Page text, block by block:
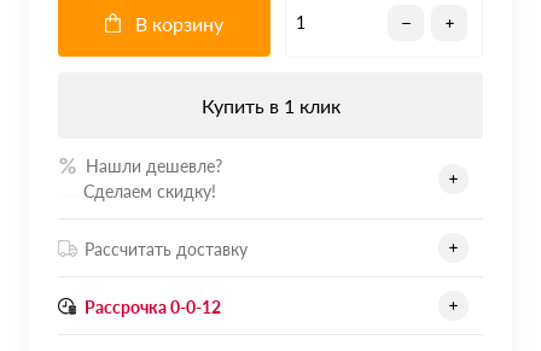
В корзину
Купить в 1 клик
Нашли дешевле?
Сделаем скидку!
Рассчитать доставку
Рассрочка 0-0-12